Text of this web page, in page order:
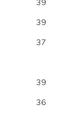
39
39
37
39
36